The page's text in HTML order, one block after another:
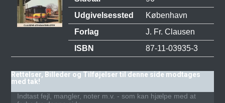
Udgivelsessted
København
Forlag
J. Fr. Clausen
ISBN
87-11-03935-3
Rettelser, Billeder og Tilføjelser til denne side modtages
med tak!